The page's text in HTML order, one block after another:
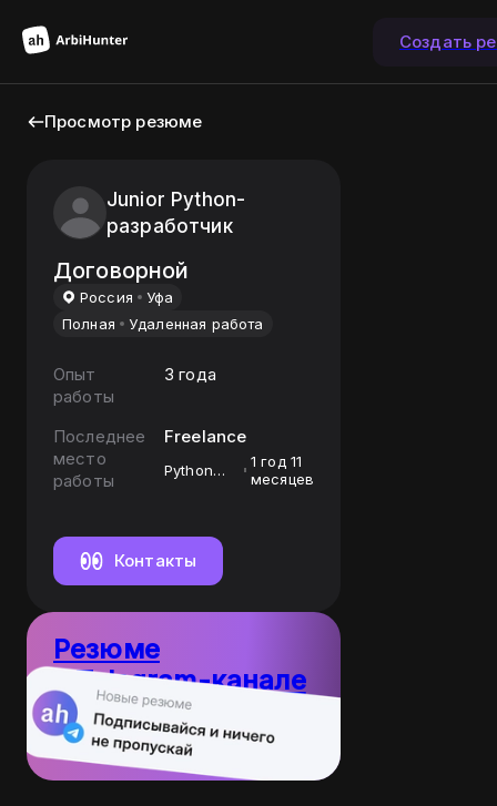
Создать
Просмотр резюме
Junior Python-
разработчик
Договорной
Россия
Уфа
Полная
Удаленная работа
Опыт
работы
3 года
Последнее
место
работы
Freelance
Python
1 год 11
месяцев
Контакты
Резюме
в Telegram-канале
10
резюме
Пост каждый
день